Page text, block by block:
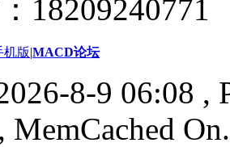
机版|MACD论坛
8-9 06:08 ,
MemCached On.